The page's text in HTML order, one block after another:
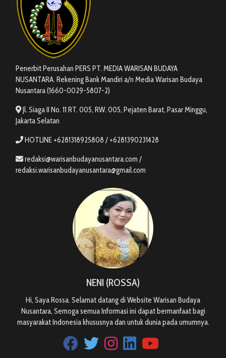
Penerbit Perusahan PERS PT. MEDIA WARISAN BUDAYA
NUSANTARA. Rekening Bank Mandiri a/n Media Warisan Budaya
Nusantara (1660-0029-5807-2)
Jl. Siaga II No. 11 RT. 005, RW. 005, Pejaten Barat, Pasar Minggu,
Jakarta Selatan
HOTLINE +6281318925808 / +6281390231428
redaksi@warisanbudayanusantara.com /
redaksi.warisanbudayanusantara@gmail.com
NENI (ROSSA)
Hi, Saya Rossa. Selamat datang di Website Warisan Budaya
Nusantara, Semoga semua Informasi ini dapat bermanfaat bagi
masyarakat Indonesia khususnya dan untuk dunia pada umumnya.